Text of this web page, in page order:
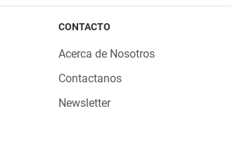
CONTACTO
Acerca de Nosotros
Contactanos
Newsletter